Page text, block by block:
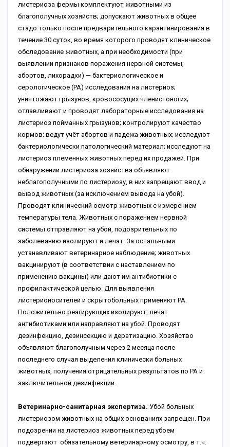
листериоза фермы комплектуют животными из
благополучных хозяйств; допускают животных в общее
стадо только после предварительного карантинирования в
течение 30 суток, во время которого проводят клиническое
обследование животных, а при необходимости (при
выявлении признаков поражения нервной системы,
абортов, лихорадки) — бактериологическое и
серологическое (РА) исследования на листериоз;
уничтожают грызунов, кровососущих членистоногих;
отлавливают и проводят лабораторные исследования на
листериоз пойманных грызунов; контролируют качество
кормов; ведут учёт абортов и падежа животных; исследуют
бактериологически патологический материал; исследуют на
листериоз племенных животных перед их продажей. При
обнаружении листериоза хозяйства объявляют
неблагополучными по листериозу, в них запрещают ввод и
вывод животных (за исключением вывода на убой).
Проводят клинический осмотр животных с измерением
температуры тела. Животных с поражением нервной
системы отправляют на убой, подозрительных по
заболеванию изолируют и лечат. За остальными
устанавливают ветеринарное наблюдение; животных
вакцинируют (в соответствии с наставлением по
применению вакцины) или дают им антибиотики с
профилактической целью. Для выявления
листерионосителей и скрытобольных применяют РА.
Положительно реагирующих изолируют, лечат
антибиотиками или направляют на убой. Проводят
дезинфекцию, дезинсекцию и дератизацию. Хозяйство
объявляют благополучным через 2 месяца после
последнего случая выделения клинически больных
животных, получения отрицательных результатов по РА и
заключительной дезинфекции.
Ветеринарно-санитарная экспертиза. Убой больных
листериозом животных на общих основаниях запрещен. При
подозрении на листериоз животных перед убоем
подвергают обязательному ветеринарному осмотру, в т.ч.